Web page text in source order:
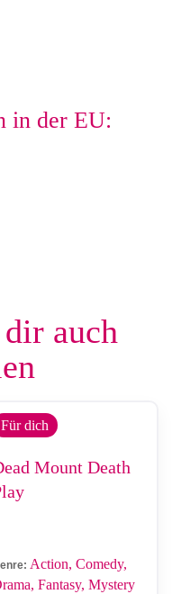
in der EU:
auch
Für dich
Mount Death
Action, Comedy,
Fantasy, Mystery